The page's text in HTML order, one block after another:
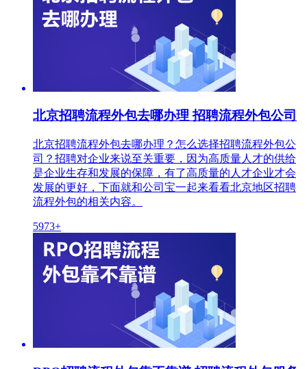
北京招聘流程外包去哪办理 招聘流程外包公司
北京招聘流程外包去哪办理？怎么选择招聘流程外包公
司？招聘对企业来说至关重要，因为高质量人才的供给
是企业生存和发展的保障，有了高质量的人才企业才会
发展的更好，下面就和公司宝一起来看看北京地区招聘
流程外包的相关内容。
5973+